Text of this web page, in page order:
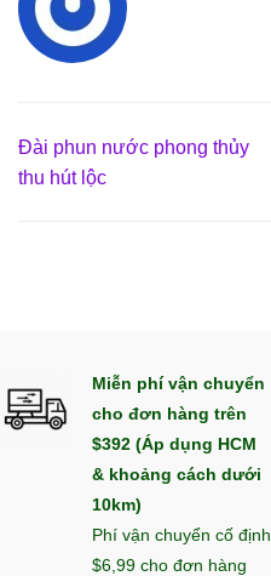
Đài phun nước phong thủy
thu hút lộc
Miễn phí vận chuyển
cho đơn hàng trên
$392 (Áp dụng HCM
& khoảng cách dưới
10km)
Phí vận chuyển cố định
$6,99 cho đơn hàng